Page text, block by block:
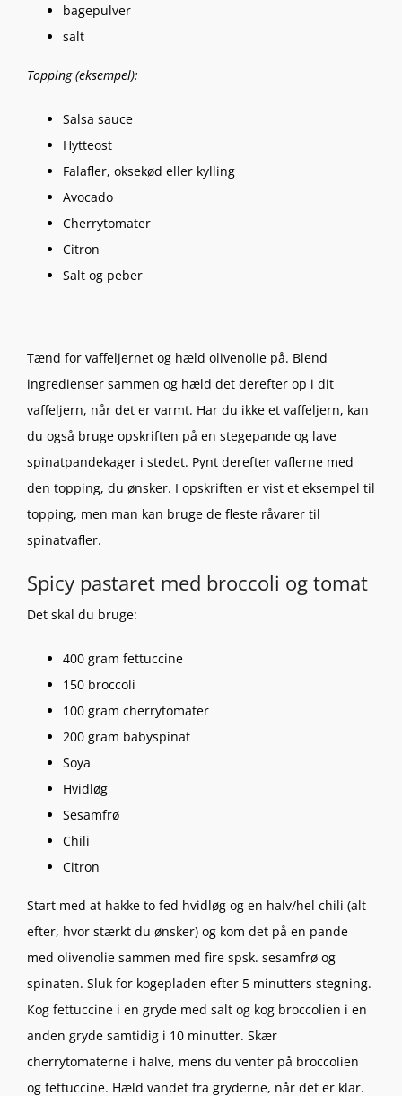
bagepulver
salt
Topping (eksempel):
Salsa sauce
Hytteost
Falafler, oksekød eller kylling
Avocado
Cherrytomater
Citron
Salt og peber
Tænd for vaffeljernet og hæld olivenolie på. Blend
ingredienser sammen og hæld det derefter op i dit
vaffeljern, når det er varmt. Har du ikke et vaffeljern, kan
du også bruge opskriften på en stegepande og lave
spinatpandekager i stedet. Pynt derefter vaflerne med
den topping, du ønsker. I opskriften er vist et eksempel til
topping, men man kan bruge de fleste råvarer til
spinatvafler.
Spicy pastaret med broccoli og tomat
Det skal du bruge:
400 gram fettuccine
150 broccoli
100 gram cherrytomater
200 gram babyspinat
Soya
Hvidløg
Sesamfrø
Chili
Citron
Start med at hakke to fed hvidløg og en halv/hel chili (alt
efter, hvor stærkt du ønsker) og kom det på en pande
med olivenolie sammen med fire spsk. sesamfrø og
spinaten. Sluk for kogepladen efter 5 minutters stegning.
Kog fettuccine i en gryde med salt og kog broccolien i en
anden gryde samtidig i 10 minutter. Skær
cherrytomaterne i halve, mens du venter på broccolien
og fettuccine. Hæld vandet fra gryderne, når det er klar.